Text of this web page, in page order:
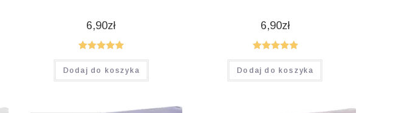
6,90zł
Oceniono
5.00na 5
Dodaj do koszyka
6,90zł
Oceniono
5.00na 5
Dodaj do koszyka